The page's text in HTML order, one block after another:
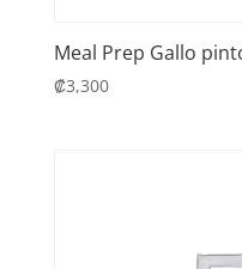
Meal Prep Gallo
₡3,300